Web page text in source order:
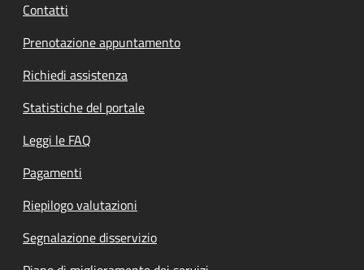
Contatti
Prenotazione appuntamento
Richiedi assistenza
Statistiche del portale
Leggi le FAQ
Pagamenti
Riepilogo valutazioni
Segnalazione disservizio